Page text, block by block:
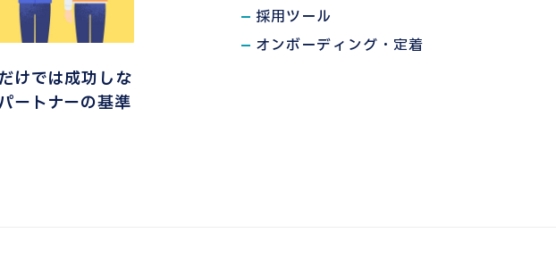
けでは成功しな
ートナーの基準
採用ツール
オンボーディング・定着